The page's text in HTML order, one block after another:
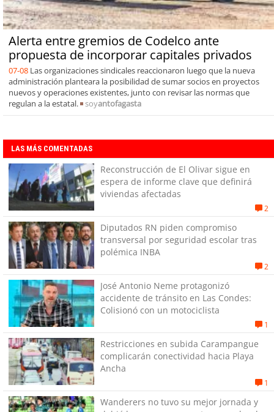
Alerta entre gremios de Codelco ante
propuesta de incorporar capitales privados
07-08 Las organizaciones sindicales reaccionaron luego que la nueva
administración planteara la posibilidad de sumar socios en proyectos
nuevos y operaciones existentes, junto con revisar las normas que
regulan a la estatal.
soyantofagasta
LAS MÁS COMENTADAS
Reconstrucción de El Olivar sigue en
espera de informe clave que definirá
viviendas afectadas
2
Diputados RN piden compromiso
transversal por seguridad escolar tras
polémica INBA
2
José Antonio Neme protagonizó
accidente de tránsito en Las Condes:
Colisionó con un motociclista
1
Restricciones en subida Carampangue
complicarán conectividad hacia Playa
Ancha
1
Wanderers no tuvo su mejor jornada y